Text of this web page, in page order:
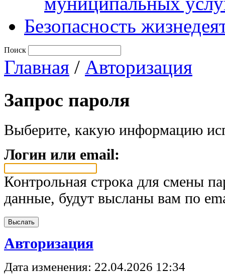
Безопасность
Поиск
Главная / Авторизация
Запрос пароля
Выберите, какую информацию
Логин или email:
Контрольная строка для смены
данные, будут высланы вам по
Авторизация
Дата изменения: 22.04.2026 12:34